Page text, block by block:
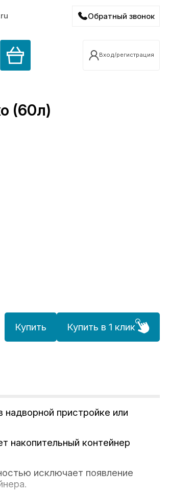
Обратный звонок
Вход/регистрация
(60л)
Купить Купить в 1 клик
пристройке или
накопительный контейнер
исключает появление